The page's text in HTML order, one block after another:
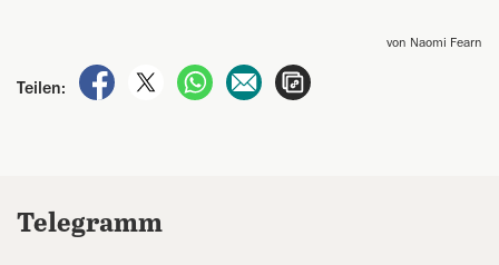
von Naomi Fearn
Teilen:
auf Facebook teilen
auf X teilenper WhatsApp teilen
per E-Mail teilen
Telegramm